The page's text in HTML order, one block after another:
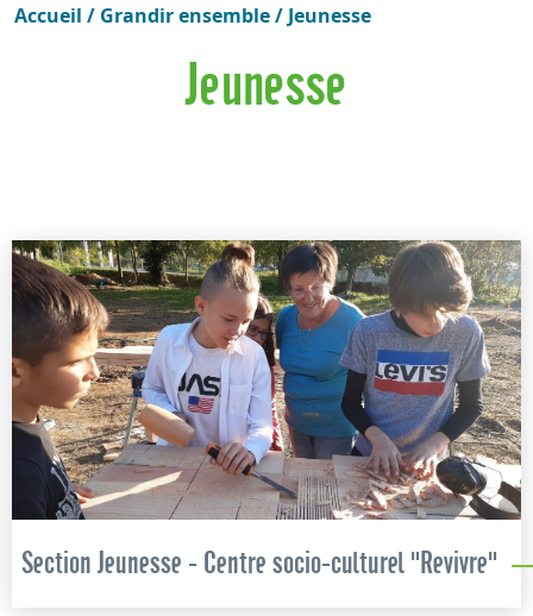
Accueil / Grandir ensemble/ Jeunesse
Jeunesse
Section Jeunesse - Centre socio-culturel "Revivre"